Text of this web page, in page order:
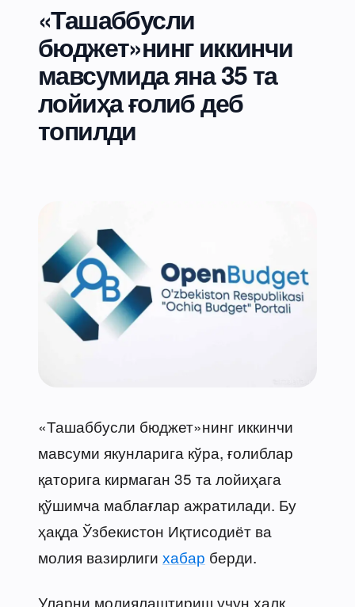
«Ташаббусли
бюджет»нинг иккинчи
мавсумида яна 35 та
лойиҳа ғолиб деб
топилди
«Ташаббусли бюджет»нинг иккинчи
мавсуми якунларига кўра, ғолиблар
қаторига кирмаган 35 та лойиҳага
қўшимча маблағлар ажратилади. Бу
ҳақда Ўзбекистон Иқтисодиёт ва
молия вазирлиги хабар берди.
Уларни молиялаштириш учун халқ